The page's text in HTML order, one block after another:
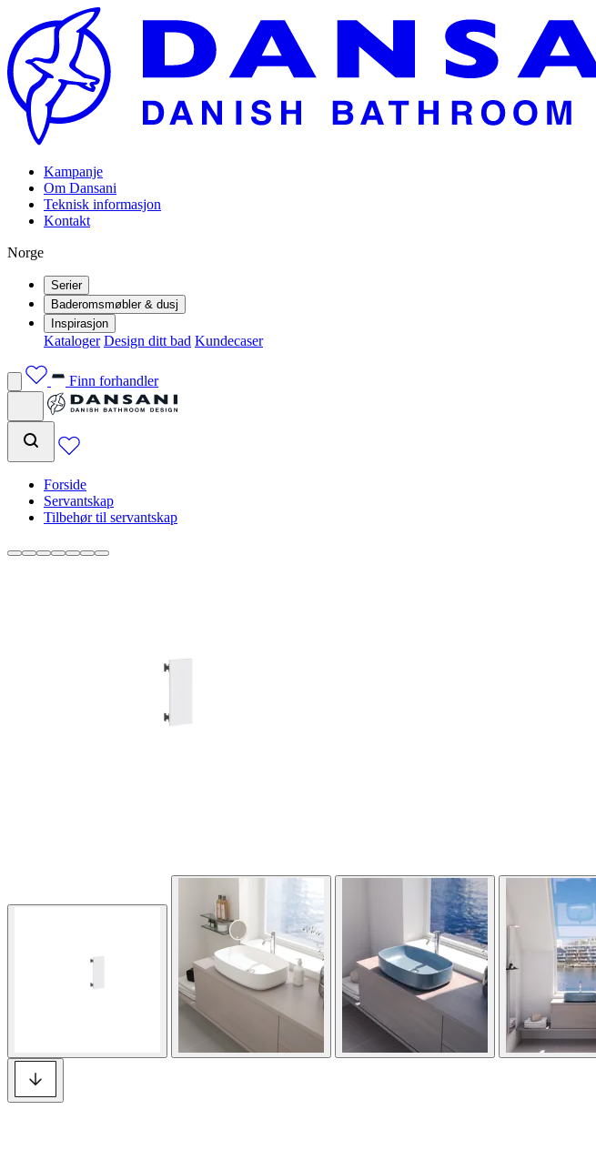
Kampanje
Om Dansani
Teknisk informasjon
Kontakt
Norge
Serier
Baderomsmøbler & dusj
Inspirasjon
Kataloger Design ditt bad Kundecaser
Finn forhandler
Forside
Servantskap
Tilbehør til servantskap